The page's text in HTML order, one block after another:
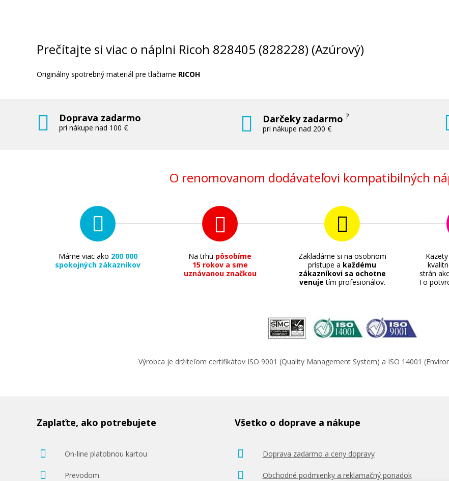
Prečítajte si viac o náplni Ricoh 828405 (828228) (Azúrový)
Originálny spotrebný materiál pre tlačiarne RICOH
Doprava zadarmo
pri nákupe nad 100 €
Darčeky zadarmo?
pri nákupe nad 200 €
O renomovanom dodávateľovi kompatibilných
Máme viac ako 200 000
spokojných zákazníkov
Na trhu pôsobíme
15 rokov a sme
uznávanou značkou
Zakladáme si na osobnom
prístupe a každému
zákazníkovi sa ochotne
venuje tím profesionálov.
strán
To
Výrobca je držiteľom certifikátov ISO 9001 (Quality Management System) a ISO 14001
Zaplaťte, ako potrebujete
On-line platobnou kartou
Prevodom
Všetko o doprave a nákupe
Doprava zadarmo a ceny dopravy
Obchodné podmienky a reklamačný poriadok